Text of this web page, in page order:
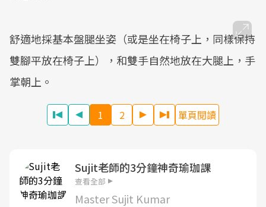
舒適地採基本盤腿坐姿（或是坐在椅子上，同樣保持
雙腳平放在椅子上），和雙手自然地放在大腿上，手
掌朝上。
1 2 單頁閱讀
Sujit老師的3分鐘神奇瑜珈課
查看全部
Master Sujit Kumar